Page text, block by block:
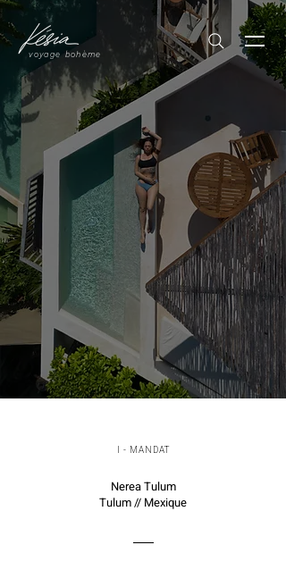
voyage bohème
I - MANDAT
Nerea Tulum
Tulum // Mexique